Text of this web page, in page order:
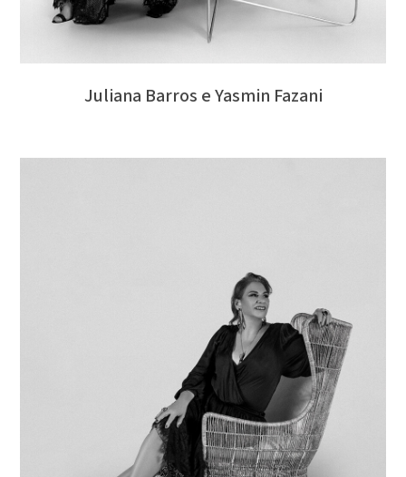
Juliana Barros e Yasmin Fazani